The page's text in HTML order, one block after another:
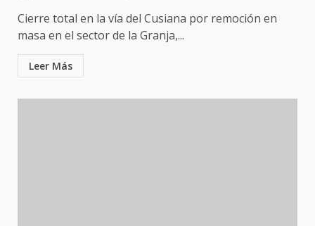
Cierre total en la vía del Cusiana por remoción en
masa en el sector de la Granja,...
Leer Más